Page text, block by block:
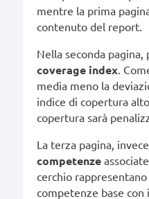
mentre la prima
contenuto del report.
Nella seconda
coverage index.
media meno la
indice di copertura
copertura sarà
La terza pagina,
competenze
cerchio
competenze base